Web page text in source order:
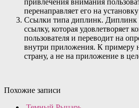
перенаправляет его на
Ссылки типа диплинк. Диплинк
ссылку, которая удовлетворяет
пользователя и переводит на
внутри приложения. К примеру
страну, а не на приложение в
Похожие записи